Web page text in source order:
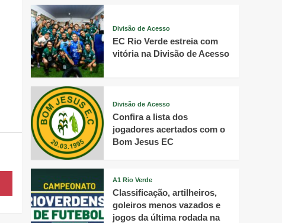
Divisão de Acesso
EC Rio Verde estreia com
vitória na Divisão de Acesso
Divisão de Acesso
Confira a lista dos
jogadores acertados com o
Bom Jesus EC
A1 Rio Verde
Classificação, artilheiros,
goleiros menos vazados e
jogos da última rodada na